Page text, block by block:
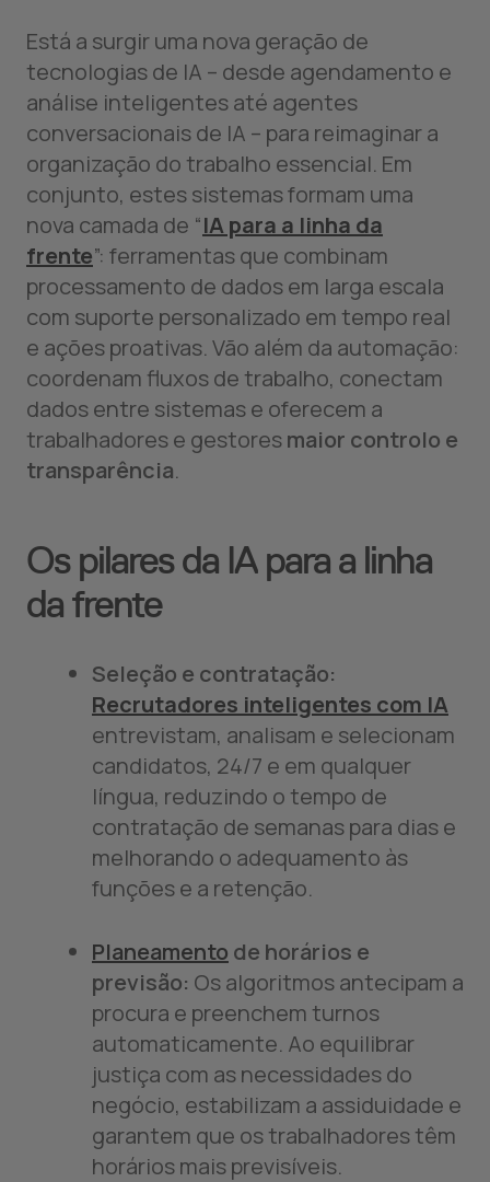
Está a surgir uma nova geração de
tecnologias de IA – desde agendamento e
análise inteligentes até agentes
conversacionais de IA – para reimaginar a
organização do trabalho essencial. Em
conjunto, estes sistemas formam uma
nova camada de “IA para a linha da
frente”: ferramentas que combinam
processamento de dados em larga escala
com suporte personalizado em tempo real
e ações proativas. Vão além da automação:
coordenam fluxos de trabalho, conectam
dados entre sistemas e oferecem a
trabalhadores e gestoresmaior controlo e
transparência.
Os pilares da IA para a linha
da frente
Seleção e contratação:
Recrutadores inteligentes com IA
entrevistam, analisam e selecionam
candidatos, 24/7 e em qualquer
língua, reduzindo o tempo de
contratação de semanas para dias e
melhorando o adequamento às
funções e a retenção.
Planeamento de horários e
previsão: Os algoritmos antecipam a
procura e preenchem turnos
automaticamente. Ao equilibrar
justiça com as necessidades do
negócio, estabilizam a assiduidade e
garantem que os trabalhadores têm
horários mais previsíveis.